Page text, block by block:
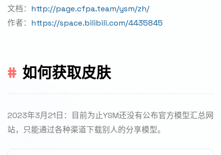
文档： http://page.cfpa.team/ysm/zh/
作者： https://space.bilibili.com/4435845
如何获取皮肤
2023年3月21日：目前为止YSM还没有公布官方模型汇总网
站，只能通过各种渠道下载别人的分享模型。